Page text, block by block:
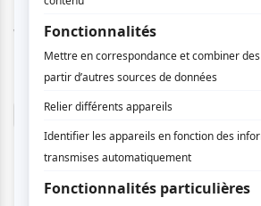
Vous devez être
donner un avis.
Connectez-vous ici.